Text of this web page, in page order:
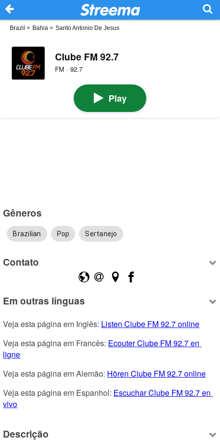
Brazil > Bahia > Santo Antonio De Jesus
Clube FM 92.7
FM · 92.7
Play
Gêneros
Brazilian Pop Sertanejo
Contato
Em outras línguas
Veja esta página em Inglês: Listen Clube FM 92.7 online
Veja esta página em Francês: Ecouter Clube FM 92.7 en
ligne
Veja esta página em Alemão: Hören Clube FM 92.7 online
Veja esta página em Espanhol: Escuchar Clube FM 92.7 en
vivo
Descrição